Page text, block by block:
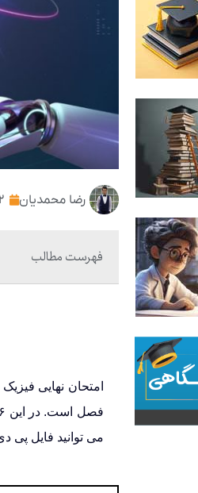
رضا محمدیان ۲
فهرست مطالب
می توانید فایل پی